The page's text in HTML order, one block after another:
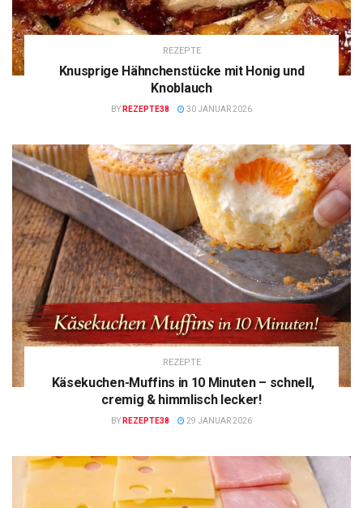
REZEPTE
Knusprige Hähnchenstücke mit Honig und
Knoblauch
BY REZEPTE38 30 JANUAR 2026
REZEPTE
Käsekuchen-Muffins in 10 Minuten – schnell,
cremig & himmlisch lecker!
BY REZEPTE38 29 JANUAR 2026